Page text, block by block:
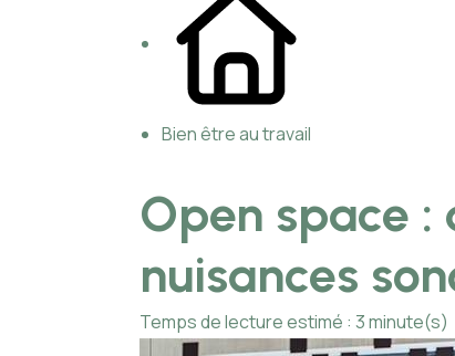
Bien être au travail
Open space :
nuisances
Temps de lecture estimé : 3 minute(s)